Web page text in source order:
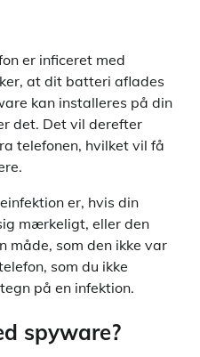
er inficeret med
at dit batteri aflades
kan installeres på din
det. Det vil derefter
telefonen, hvilket vil få
er, hvis din
mærkeligt, eller den
måde, som den ikke var
som du ikke
på en infektion.
spyware?